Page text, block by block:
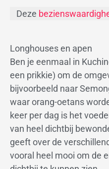
Deze
Longhouses en apen
Ben je eenmaal in
een prikkie) om de
bijvoorbeeld naar
waar orang-oetans
keer per dag is het
van heel dichtbij
geeft over de
vooral heel mooi om de